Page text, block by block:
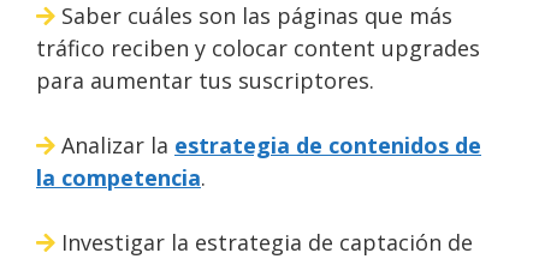
Saber cuáles son las páginas que más
tráfico reciben y colocar content upgrades
para aumentar tus suscriptores.
Analizar la estrategia de contenidos de
la competencia.
Investigar la estrategia de captación de